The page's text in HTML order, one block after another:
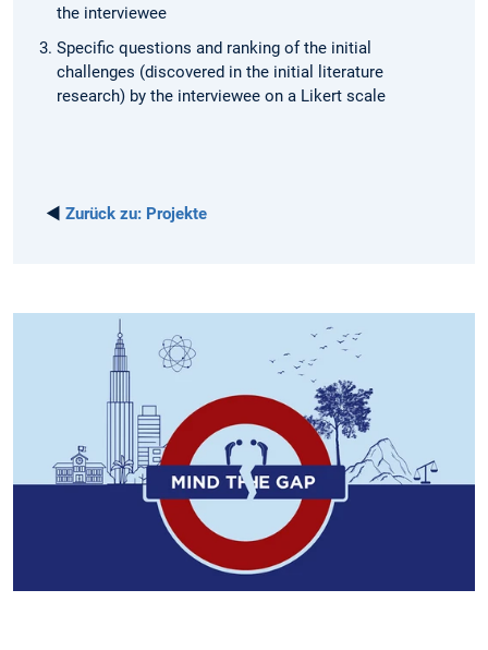
the interviewee
Specific questions and ranking of the initial
challenges (discovered in the initial literature
research) by the interviewee on a Likert scale
◄ Zurück zu: Projekte